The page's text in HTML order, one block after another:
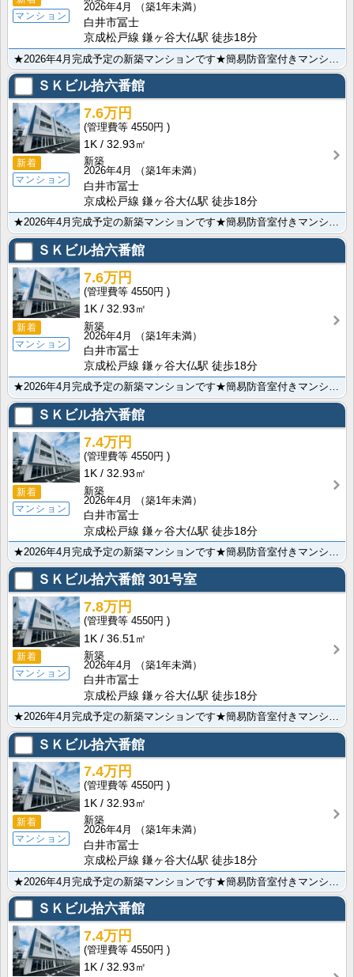
マンション
2026年4月
（築1年未満）
白井市冨士
京成松戸線 鎌ヶ谷大仏駅 徒歩18分
ＳＫビル拾六番館
新着
マンション
7.6万円
4550円
1K
32.93㎡
新築
2026年4月
（築1年未満）
白井市冨士
京成松戸線 鎌ヶ谷大仏駅 徒歩18分
★2026年4月完成予定の新築マンションです★簡易防音室付きマンションです★都市ガス★オートロック★･･･
ＳＫビル拾六番館
新着
マンション
7.6万円
4550円
1K
32.93㎡
新築
2026年4月
（築1年未満）
白井市冨士
京成松戸線 鎌ヶ谷大仏駅 徒歩18分
★2026年4月完成予定の新築マンションです★簡易防音室付きマンションです★都市ガス★オートロック★･･･
ＳＫビル拾六番館
新着
マンション
7.4万円
4550円
1K
32.93㎡
新築
2026年4月
（築1年未満）
白井市冨士
京成松戸線 鎌ヶ谷大仏駅 徒歩18分
ＳＫビル拾六番館 301号室
新着
マンション
7.8万円
4550円
1K
36.51㎡
新築
2026年4月
（築1年未満）
白井市冨士
京成松戸線 鎌ヶ谷大仏駅 徒歩18分
ＳＫビル拾六番館
新着
マンション
7.4万円
4550円
1K
32.93㎡
新築
2026年4月
（築1年未満）
白井市冨士
京成松戸線 鎌ヶ谷大仏駅 徒歩18分
ＳＫビル拾六番館
7.4万円
4550円
1K
32.93㎡